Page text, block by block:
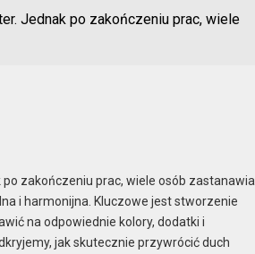
Jednak po zakończeniu prac, wiele
zakończeniu prac, wiele osób zastanawia
i harmonijna. Kluczowe jest stworzenie
na odpowiednie kolory, dodatki i
jak skutecznie przywrócić duch